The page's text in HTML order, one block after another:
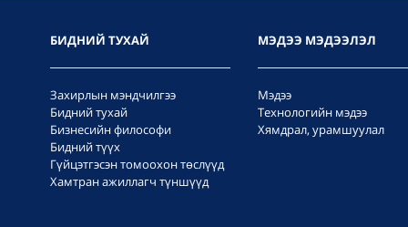
БИДНИЙ ТУХАЙ
Захирлын мэндчилгээ
Бидний тухай
Бизнесийн философи
Бидний түүх
Гүйцэтгэсэн томоохон төслүүд
Хамтран ажиллагч түншүүд
МЭДЭЭ МЭДЭЭЛЭЛ
Мэдээ
Технологийн мэдээ
Хямдрал, урамшуулал